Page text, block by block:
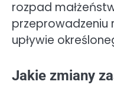
rozpad
upływie
Jakie zmiany